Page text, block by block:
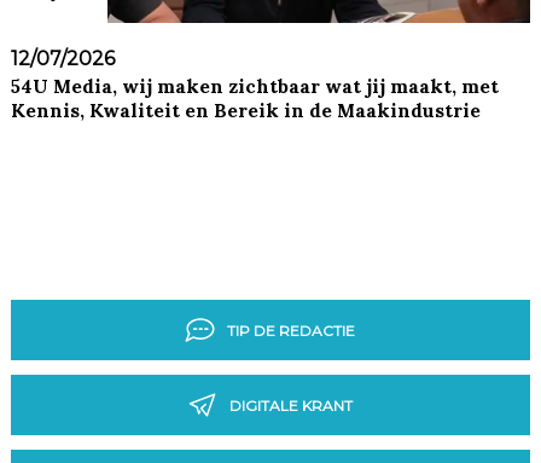
12/07/2026
54U Media, wij maken zichtbaar wat jij maakt, met
Kennis, Kwaliteit en Bereik in de Maakindustrie
TIP DE REDACTIE
DIGITALE KRANT